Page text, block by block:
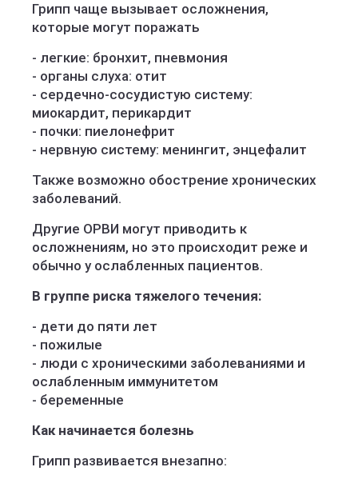
Грипп чаще вызывает осложнения,
которые могут поражать
- легкие: бронхит, пневмония
- органы слуха: отит
- сердечно-сосудистую систему:
миокардит, перикардит
- почки: пиелонефрит
- нервную систему: менингит, энцефалит
Также возможно обострение хронических
заболеваний.
Другие ОРВИ могут приводить к
осложнениям, но это происходит реже и
обычно у ослабленных пациентов.
В группе риска тяжелого течения:
- дети до пяти лет
- пожилые
- люди с хроническими заболеваниями и
ослабленным иммунитетом
- беременные
Как начинается болезнь
Грипп развивается внезапно: